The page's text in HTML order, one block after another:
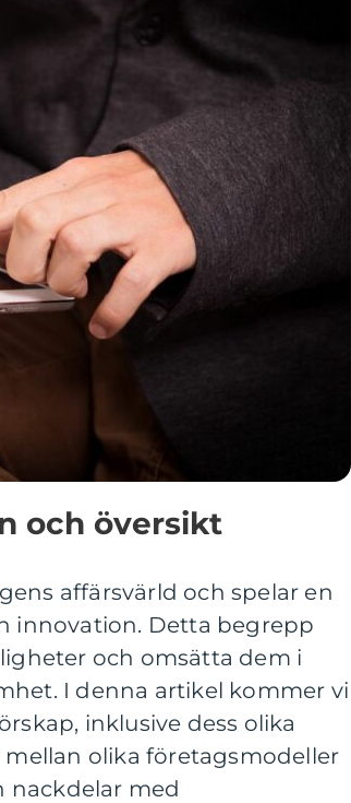
och översikt
affärsvärld och spelar en
innovation. Detta begrepp
och omsätta dem i
I denna artikel kommer vi
inklusive dess olika
olika företagsmodeller
nackdelar med